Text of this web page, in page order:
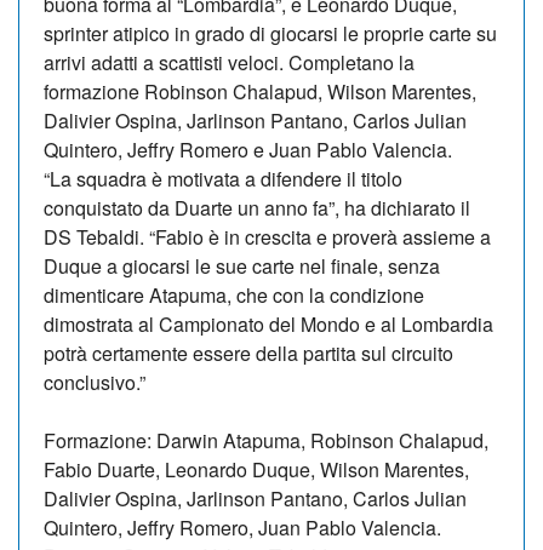
sprinter atipico in grado di giocarsi le proprie carte su
arrivi adatti a scattisti veloci. Completano la
formazione Robinson Chalapud, Wilson Marentes,
Dalivier Ospina, Jarlinson Pantano, Carlos Julian
Quintero, Jeffry Romero e Juan Pablo Valencia.
“La squadra è motivata a difendere il titolo
conquistato da Duarte un anno fa”, ha dichiarato il
DS Tebaldi. “Fabio è in crescita e proverà assieme a
Duque a giocarsi le sue carte nel finale, senza
dimenticare Atapuma, che con la condizione
dimostrata al Campionato del Mondo e al Lombardia
potrà certamente essere della partita sul circuito
conclusivo.”
Formazione: Darwin Atapuma, Robinson Chalapud,
Fabio Duarte, Leonardo Duque, Wilson Marentes,
Dalivier Ospina, Jarlinson Pantano, Carlos Julian
Quintero, Jeffry Romero, Juan Pablo Valencia.